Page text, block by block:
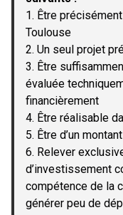
1. Être
Toulouse
2. Un seul projet
3. Être
évaluée
financièrement
4. Être réalisable
5. Être d’un
6. Relever
d’investissement
compétence de la
générer peu de